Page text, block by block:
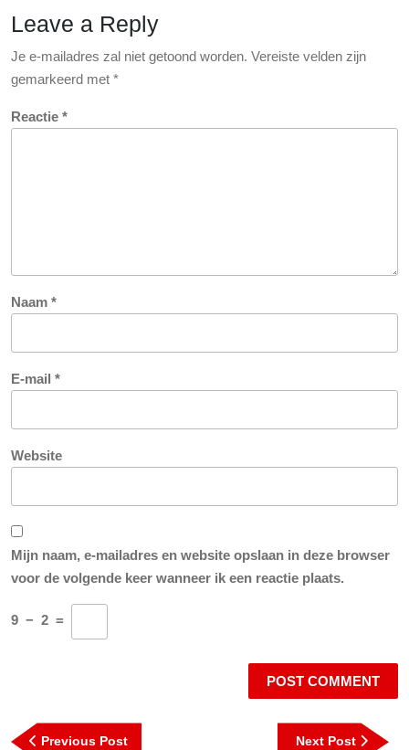
Leave a Reply
Je e-mailadres zal niet getoond worden. Vereiste velden zijn
gemarkeerd met *
Reactie *
Naam *
E-mail *
Website
Mijn naam, e-mailadres en website opslaan in deze browser
voor de volgende keer wanneer ik een reactie plaats.
9 − 2 =
Berichtnavigatie
Previous PostPrevious
Next Post
Next